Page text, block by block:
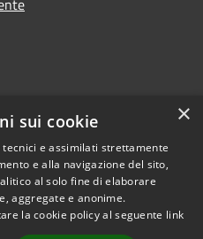
Copyright © 2026 • Comune di
×
sui cookie
e assimilati strettamente
e alla navigazione del sito,
al solo fine di elaborare
aggregate e anonime.
la cookie policy al seguente link